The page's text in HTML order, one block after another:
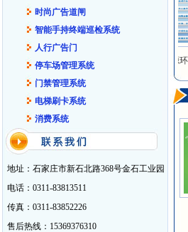
时尚广告道闸
智能手持终端巡检系统
人行广告门
停车场管理系统
门禁管理系统
电梯刷卡系统
消费系统
地址：石家庄市新石北路368号金石工业园
电话：0311-83813511
传真：0311-83852226
售后热线：15369376310
危险废物智能称重+视 利天移动源环保